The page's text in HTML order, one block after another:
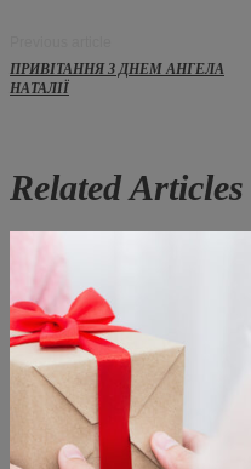
ПРИВІТАННЯ З ДНЕМ АНГЕЛА
НАТАЛІЇ
Related Articles